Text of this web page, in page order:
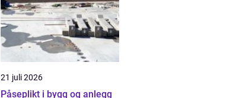
21 juli 2026
Påseplikt i bygg og anlegg